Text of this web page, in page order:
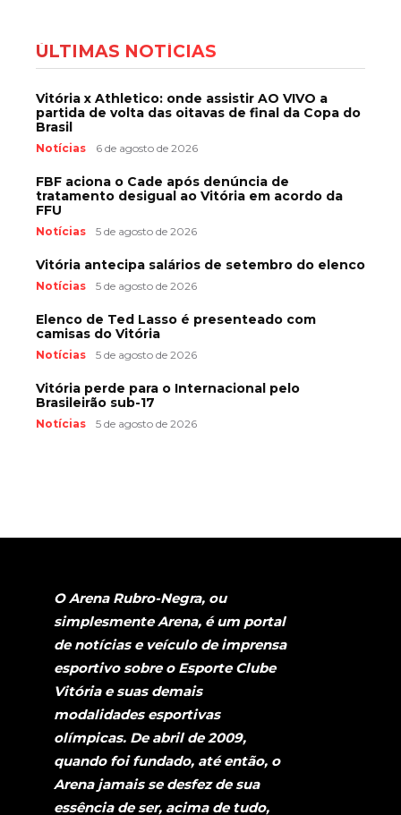
ÚLTIMAS NOTÍCIAS
Vitória x Athletico: onde assistir AO VIVO a
partida de volta das oitavas de final da Copa do
Brasil
Notícias 6 de agosto de 2026
FBF aciona o Cade após denúncia de
tratamento desigual ao Vitória em acordo da
FFU
Notícias 5 de agosto de 2026
Vitória antecipa salários de setembro do elenco
Notícias 5 de agosto de 2026
Elenco de Ted Lasso é presenteado com
camisas do Vitória
Notícias 5 de agosto de 2026
Vitória perde para o Internacional pelo
Brasileirão sub-17
Notícias 5 de agosto de 2026
O Arena Rubro-Negra, ou
simplesmente Arena, é um portal
de notícias e veículo de imprensa
esportivo sobre o Esporte Clube
Vitória e suas demais
modalidades esportivas
olímpicas. De abril de 2009,
quando foi fundado, até então, o
Arena jamais se desfez de sua
essência de ser, acima de tudo,